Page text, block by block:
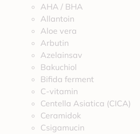
AHA / BHA
Allantoin
Aloe vera
Arbutin
Azelainsav
Bakuchiol
Bifida ferment
C-vitamin
Centella Asiatica (CICA)
Ceramidok
Csigamucin